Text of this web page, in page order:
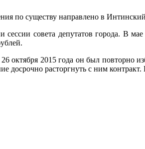
по существу направлено в
совета депутатов города. В мае
октября 2015 года он был повторно
досрочно расторгнуть с ним контракт.